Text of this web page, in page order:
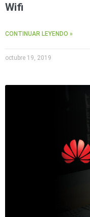
Wifi
CONTINUAR LEYENDO »
octubre 19, 2019